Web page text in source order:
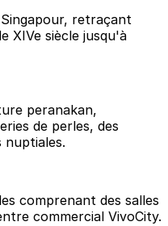
retraçant
XIVe siècle jusqu'à
peranakan,
de perles, des
nuptiales.
comprenant des salles
commercial VivoCity.